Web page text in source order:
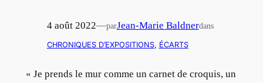
4 août 2022—parJean-Marie Baldnerdans
CHRONIQUES D’EXPOSITIONS, ÉCARTS
« Je prends le mur comme un carnet de croquis, un